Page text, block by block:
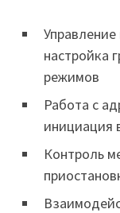
настройка
режимов
Работа с
инициация
Контроль